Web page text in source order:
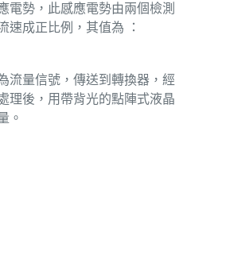
電勢，此感應電勢由兩個檢測
速成正比例，其值為 ：
流量信號，傳送到轉換器，經
理後，用帶背光的點陣式液晶
。